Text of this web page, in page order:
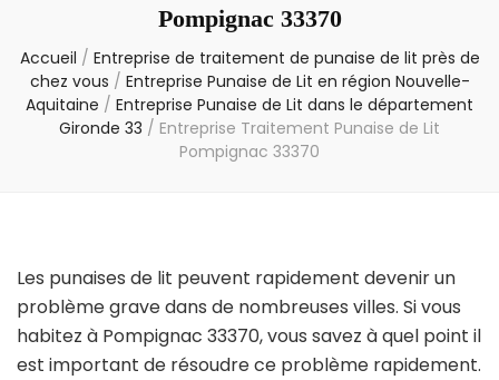
Pompignac 33370
Accueil / Entreprise de traitement de punaise de lit près de
chez vous / Entreprise Punaise de Lit en région Nouvelle-
Aquitaine / Entreprise Punaise de Lit dans le département
Gironde 33 / Entreprise Traitement Punaise de Lit
Pompignac 33370
Les punaises de lit peuvent rapidement devenir un
problème grave dans de nombreuses villes. Si vous
habitez à Pompignac 33370, vous savez à quel point il
est important de résoudre ce problème rapidement.